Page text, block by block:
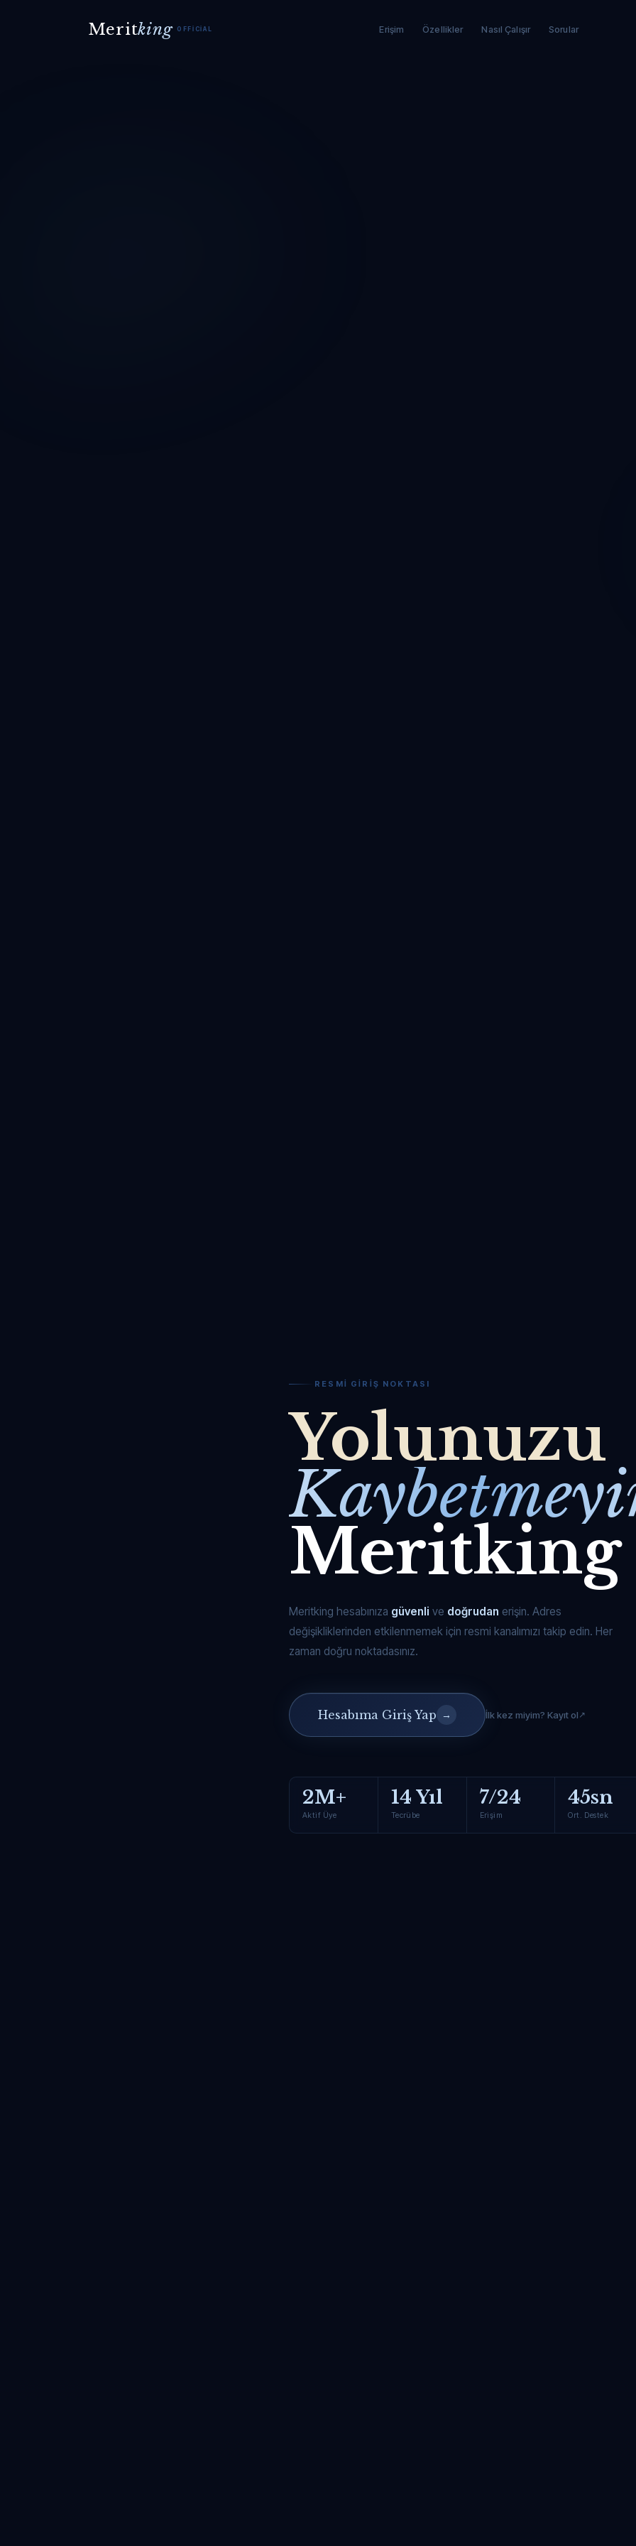
Meritking OFFICIAL Erişim Özellikler Nasıl Çalışır Sorular
RESMI GIRIŞ NOKTASI
Yolunuzu
Meritking
Meritking hesabınıza güvenli ve doğrudan erişin. Adres
değişikliklerinden etkilenmemek için resmi kanalımızı takip edin. Her
zaman doğru noktadasınız.
Hesabıma Giriş Yap → İlk kez miyim? Kayıt ol
2M+
Aktif Üye
14 Yıl
Tecrübe
7/24
Erişim
45sn
Ort. Destek